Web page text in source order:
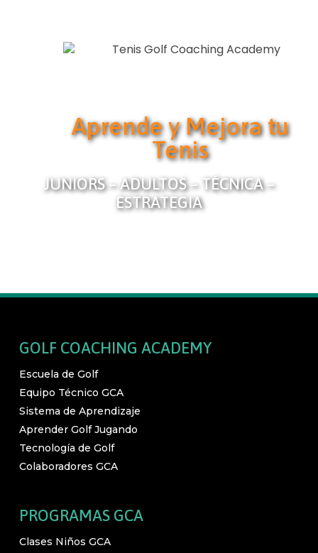
Aprende y Mejora tu
Tenis
JUNIORS – ADULTOS – TÉCNICA –
ESTRATEGIA
GOLF COACHING ACADEMY
Escuela de Golf
Equipo Técnico GCA
Sistema de Aprendizaje
Aprender Golf Jugando
Tecnología de Golf
Colaboradores GCA
PROGRAMAS GCA
Clases Niños GCA